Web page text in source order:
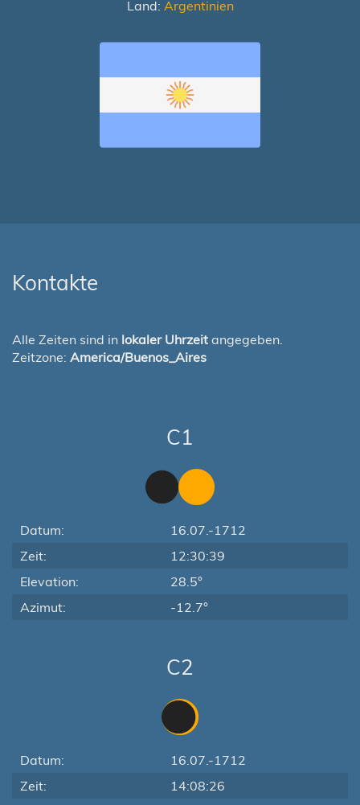
Land: Argentinien
Kontakte
Alle Zeiten sind in lokaler Uhrzeit angegeben.
Zeitzone: America/Buenos_Aires
C1
Datum:
16.07.-1712
Zeit:
12:30:39
Elevation:
28.5°
Azimut:
-12.7°
C2
Datum:
16.07.-1712
Zeit:
14:08:26